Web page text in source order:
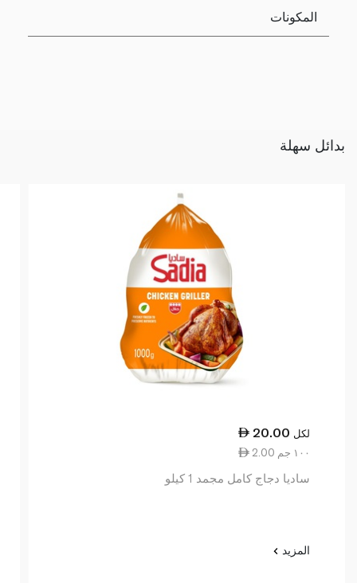
المكونات
بدائل سهلة
20.00 لكل
2.00 ١٠٠ جم
ساديا دجاج كامل مجمد 1 كيلو
المزيد